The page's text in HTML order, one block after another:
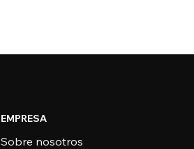
EMPRESA
Sobre nosotros